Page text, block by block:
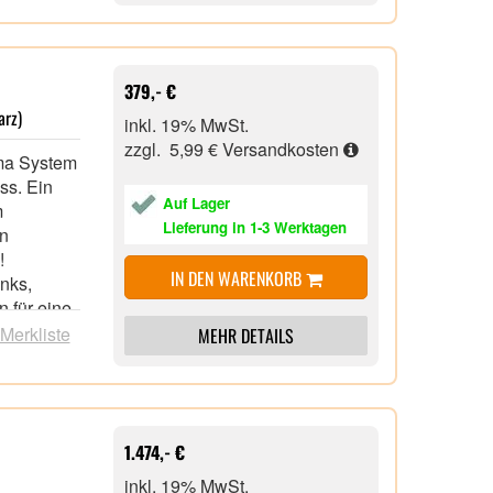
Sie
und
direkt
für
System
Ein
für eine
Heiß,
379,- €
inkl. 19% MwSt.
zzgl. 5,99 €Versandkosten
Auf Lager
Lieferung in 1-3 Werktagen
IN DEN WARENKORB
MEHR DETAILS
1.474,- €
inkl. 19% MwSt.